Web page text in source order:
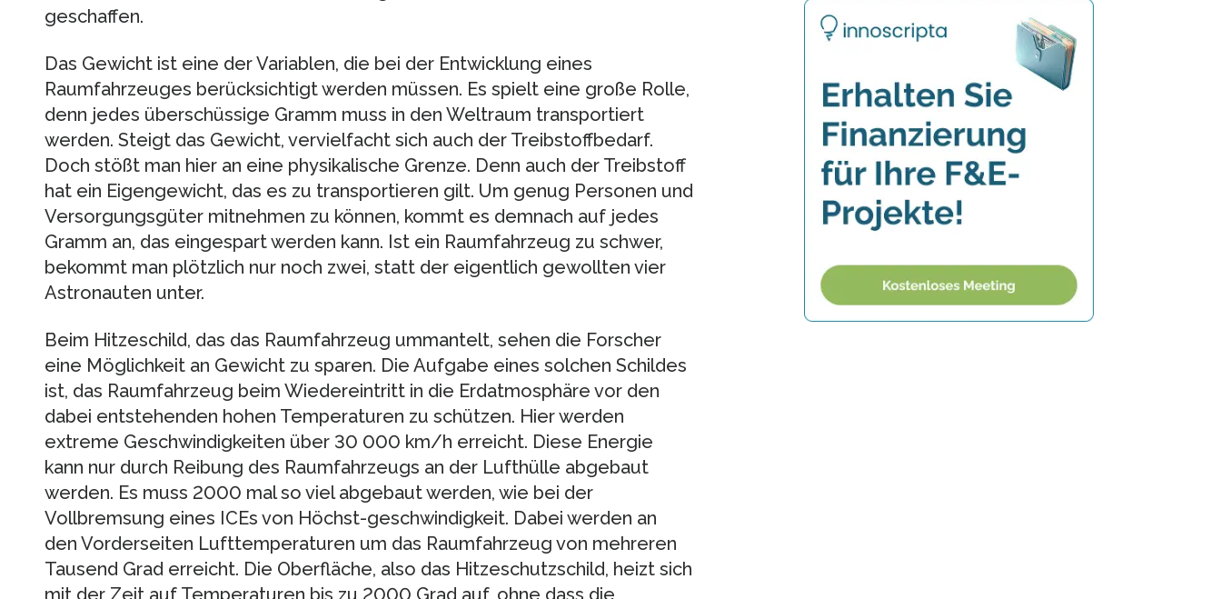
geschaffen.
Das Gewicht ist eine der Variablen, die bei der Entwicklung eines
Raumfahrzeuges berücksichtigt werden müssen. Es spielt eine große Rolle,
denn jedes überschüssige Gramm muss in den Weltraum transportiert
werden. Steigt das Gewicht, vervielfacht sich auch der Treibstoffbedarf.
Doch stößt man hier an eine physikalische Grenze. Denn auch der Treibstoff
hat ein Eigengewicht, das es zu transportieren gilt. Um genug Personen und
Versorgungsgüter mitnehmen zu können, kommt es demnach auf jedes
Gramm an, das eingespart werden kann. Ist ein Raumfahrzeug zu schwer,
bekommt man plötzlich nur noch zwei, statt der eigentlich gewollten vier
Astronauten unter.
Beim Hitzeschild, das das Raumfahrzeug ummantelt, sehen die Forscher
eine Möglichkeit an Gewicht zu sparen. Die Aufgabe eines solchen Schildes
ist, das Raumfahrzeug beim Wiedereintritt in die Erdatmosphäre vor den
dabei entstehenden hohen Temperaturen zu schützen. Hier werden
extreme Geschwindigkeiten über 30 000 km/h erreicht. Diese Energie
kann nur durch Reibung des Raumfahrzeugs an der Lufthülle abgebaut
werden. Es muss 2000 mal so viel abgebaut werden, wie bei der
Vollbremsung eines ICEs von Höchst-geschwindigkeit. Dabei werden an
den Vorderseiten Lufttemperaturen um das Raumfahrzeug von mehreren
Tausend Grad erreicht. Die Oberfläche, also das Hitzeschutzschild, heizt sich